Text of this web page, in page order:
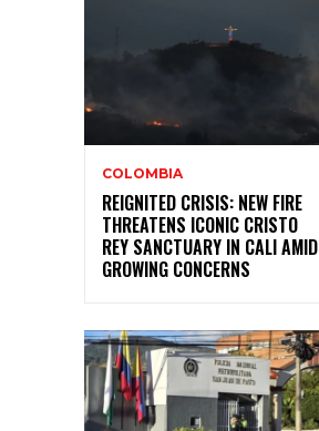
COLOMBIA
REIGNITED CRISIS: NEW FIRE
THREATENS ICONIC CRISTO
REY SANCTUARY IN CALI AMID
GROWING CONCERNS